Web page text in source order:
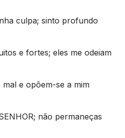
culpa; sinto profundo
e fortes; eles me odeiam
e opõem-se a mim
não permaneças